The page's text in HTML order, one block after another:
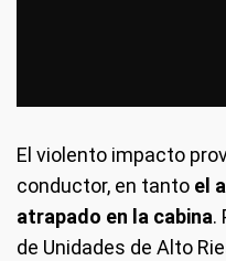
El violento impacto
conductor, en tanto el
atrapado en la cabina.
de Unidades de Alto